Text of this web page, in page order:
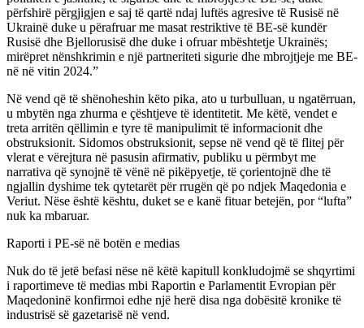
përfshirë përgjigjen e saj të qartë ndaj luftës agresive të Rusisë në
Ukrainë duke u përafruar me masat restriktive të BE-së kundër
Rusisë dhe Bjellorusisë dhe duke i ofruar mbështetje Ukrainës;
mirëpret nënshkrimin e një partneriteti sigurie dhe mbrojtjeje me BE-
në në vitin 2024.”
Në vend që të shënoheshin këto pika, ato u turbulluan, u ngatërruan,
u mbytën nga zhurma e çështjeve të identitetit. Me këtë, vendet e
treta arritën qëllimin e tyre të manipulimit të informacionit dhe
obstruksionit. Sidomos obstruksionit, sepse në vend që të flitej për
vlerat e vërejtura në pasusin afirmativ, publiku u përmbyt me
narrativa që synojnë të vënë në pikëpyetje, të çorientojnë dhe të
ngjallin dyshime tek qytetarët për rrugën që po ndjek Maqedonia e
Veriut. Nëse është kështu, duket se e kanë fituar betejën, por “lufta”
nuk ka mbaruar.
Raporti i PE-së në botën e medias
Nuk do të jetë befasi nëse në këtë kapitull konkludojmë se shqyrtimi
i raportimeve të medias mbi Raportin e Parlamentit Evropian për
Maqedoninë konfirmoi edhe një herë disa nga dobësitë kronike të
industrisë së gazetarisë në vend.